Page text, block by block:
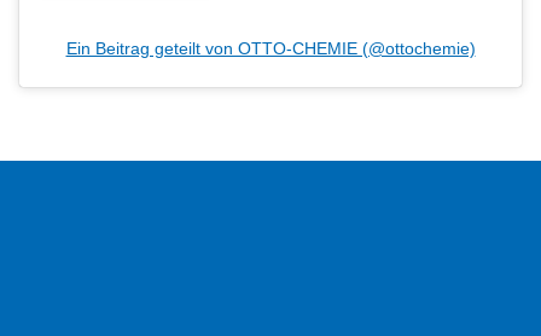
Ein Beitrag geteilt von OTTO-CHEMIE (@ottochemie)